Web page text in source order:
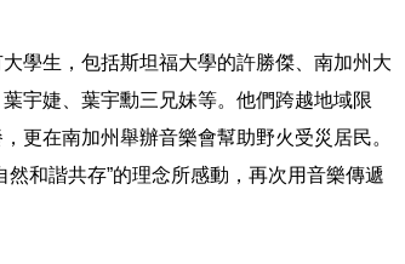
學生，包括斯坦福大學的許勝傑、南加州大
宇婕、葉宇勳三兄妹等。他們跨越地域限
更在南加州舉辦音樂會幫助野火受災居民。
和諧共存”的理念所感動，再次用音樂傳遞